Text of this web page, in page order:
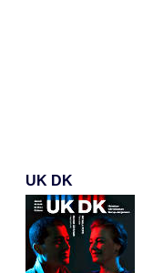
UK DK